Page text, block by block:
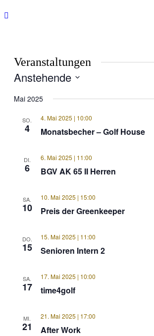
Veranstaltungen
Anstehende
wählen.
Mai 2025
SO.
4 Monatsbecher – Golf House
4. Mai 2025 | 10:00
DI.
6 BGV AK 65 II Herren
6. Mai 2025 | 11:00
SA.
10 Preis der Greenkeeper
10. Mai 2025 | 15:00
DO.
15 Senioren Intern 2
15. Mai 2025 | 11:00
SA.
17 time4golf
17. Mai 2025 | 10:00
MI.
21 After Work
21. Mai 2025 | 17:00